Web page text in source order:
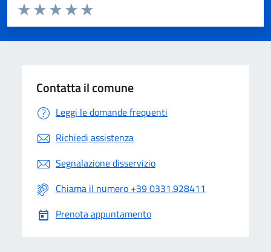
Valuta da 1 a 5 stelle la pagina
Valuta 5 stelle su 5
Valuta 4 stelle su 5
Valuta 3 stelle su 5
Valuta 2 stelle su 5
Valuta 1 stelle su 5
Contatta il comune
Leggi le domande frequenti
Richiedi assistenza
Segnalazione disservizio
Chiama il numero +39 0331.928411
Prenota appuntamento